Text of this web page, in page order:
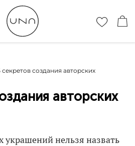
секретов создания авторских
авторских
украшений нельзя назвать